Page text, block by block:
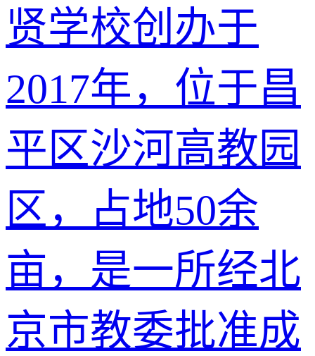
贤学校创办于
2017年，位于昌
平区沙河高教园
区，占地50余
亩，是一所经北
京市教委批准成